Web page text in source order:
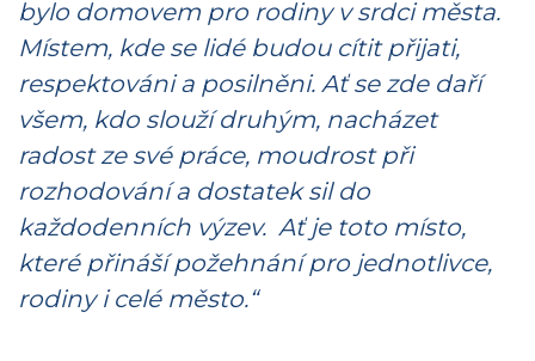
bylo domovem pro rodiny v srdci města.
Místem, kde se lidé budou cítit přijati,
respektováni a posilněni. Ať se zde daří
všem, kdo slouží druhým, nacházet
radost ze své práce, moudrost při
rozhodování a dostatek sil do
každodenních výzev. Ať je toto místo,
které přináší požehnání pro jednotlivce,
rodiny i celé město.“